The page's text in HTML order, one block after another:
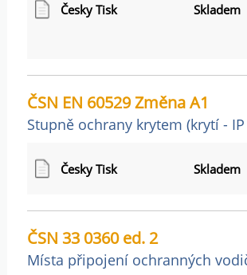
Česky Tisk Skladem
ČSN EN 60529 Změna A1
Stupně ochrany krytem (krytí -
Česky Tisk Skladem
ČSN 33 0360 ed. 2
Místa připojení ochranných